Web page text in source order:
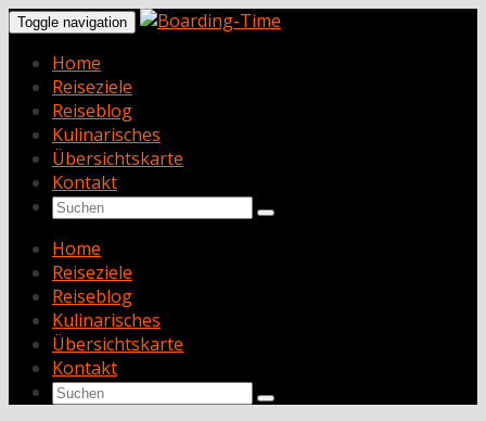
Toggle navigation
Home
Reiseziele
Reiseblog
Kulinarisches
Übersichtskarte
Kontakt
Home
Reiseziele
Reiseblog
Kulinarisches
Übersichtskarte
Kontakt